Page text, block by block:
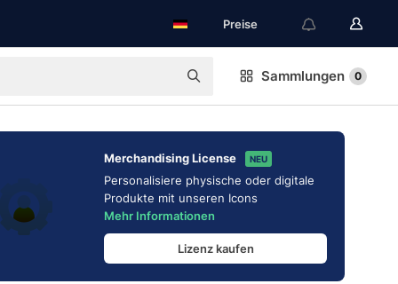
Preise
Sammlungen 0
Merchandising License NEU
Personalisiere physische oder digitale
Produkte mit unseren Icons
Mehr Informationen
Lizenz kaufen